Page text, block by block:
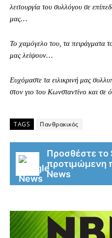
λειτουργία του συλλόγου σε
μας…
Το χαμόγελο του, τα πειράγματα
μας λείψουν…
Ευχόμαστε τα ειλικρινή μας
στον γιο του Κωνσταντίνο και σε
TAGS Πανθρακικός
Προσθέστε
προτιμώμενη
News